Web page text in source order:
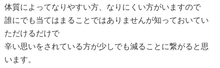
体質によってなりやすい方、なりにくい方がいますので
誰にでも当てはまることではありませんが知っておいてい
ただけるだけで
辛い思いをされている方が少しでも減ることに繋がると思
います。